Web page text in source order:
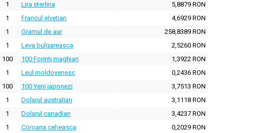
1 Lira sterlina
5,8879 RON
1 Francul elvetian
4,6929 RON
1 Gramul de aur
258,8389 RON
1 Leva bulgareasca
2,5260 RON
100 100 Forinti maghiari
1,3922 RON
1 Leul moldovenesc
0,2436 RON
100 100 Yeni japonezi
3,7513 RON
1 Dolarul australian
3,1118 RON
1 Dolarul canadian
3,4237 RON
1 Coroana ceheasca
0,2029 RON